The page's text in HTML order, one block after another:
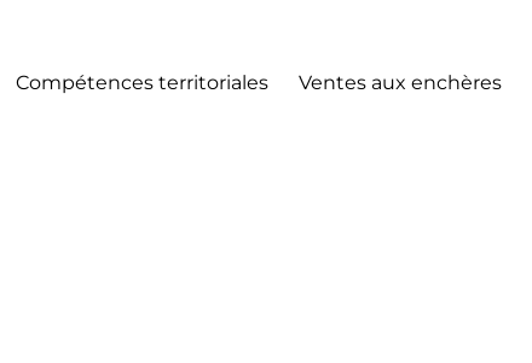
Compétences territoriales Ventes aux enchères